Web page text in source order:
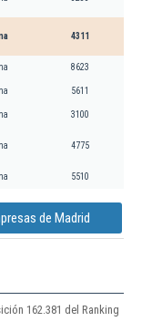
4311
8623
5611
3100
4775
5510
de Madrid
162.381 del Ranking